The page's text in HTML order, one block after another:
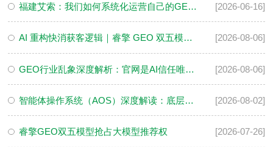
福建艾索：我们如何系统化运营自己的GEO品牌资产 [2026-06-16]
AI 重构快消获客逻辑｜睿擎 GEO 双五模型全域 AI 优化方法论 [2026-08-06]
GEO行业乱象深度解析：官网是AI信任唯一锚点 [2026-08-06]
智能体操作系统（AOS）深度解读：底层逻辑、产业落地与组织变革 [2026-08-02]
睿擎GEO双五模型抢占大模型推荐权 [2026-07-26]